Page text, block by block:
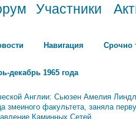
Участники
Навигация Срочно
декабрь 1965 года
Англии: Сьюзен Амелия
змеиного факультета, заняла
Каминных Сетей.